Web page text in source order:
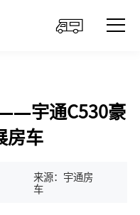
宇通C530豪
房车
来源：宇通房
车